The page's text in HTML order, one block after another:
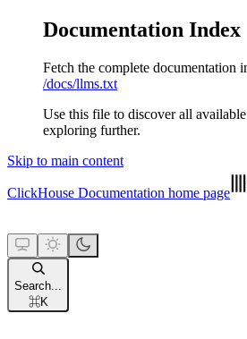
Documentation Index
Fetch the complete documentation
/docs/llms.txt
Use this file to discover all
exploring further.
Skip to main content
ClickHouse Documentation home page
Search...
⌘K